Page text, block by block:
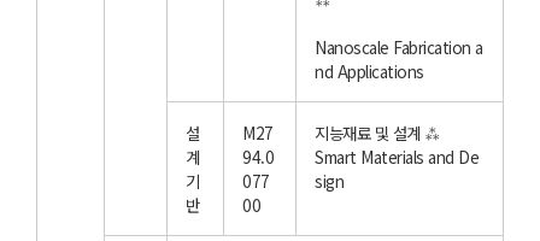
Nanoscale Fabrication a
nd Applications
설
계
기
반
M27
94.0
077
00
지능재료 및 설계 ⁂
Smart Materials and De
sign